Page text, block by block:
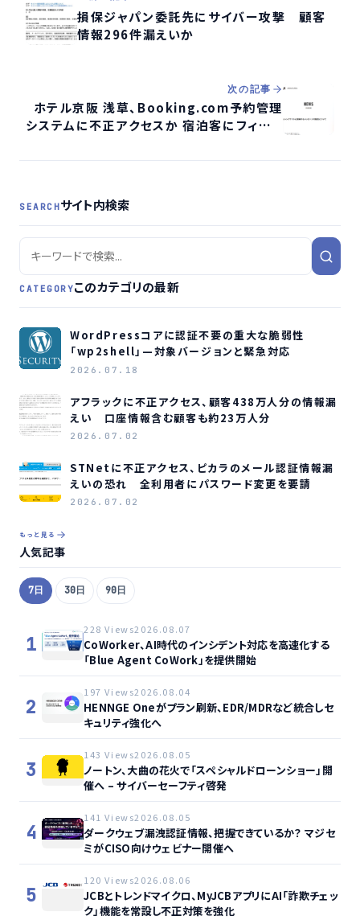
損保ジャパン委託先にサイバー攻撃 顧客
情報296件漏えいか
次の記事
ホテル京阪 浅草、Booking.com予約管理
システムに不正アクセスか 宿泊客にフィッシ
SEARCHサイト内検索
CATEGORYこのカテゴリの最新
WordPressコアに認証不要の重大な脆弱性
「wp2shell」—対象バージョンと緊急対応
2026.07.18
アフラックに不正アクセス、顧客438万人分の情報漏
えい 口座情報含む顧客も約23万人分
2026.07.02
STNetに不正アクセス、ピカラのメール認証情報漏
えいの恐れ 全利用者にパスワード変更を要請
2026.07.02
もっと見る
人気記事
7日 30日 90日
1
228 Views2026.08.07
CoWorker、AI時代のインシデント対応を高速化する
「Blue Agent CoWork」を提供開始
2
197 Views2026.08.04
HENNGE Oneがプラン刷新、EDR/MDRなど統合しセ
キュリティ強化へ
3
143 Views2026.08.05
ノートン、大曲の花火で「スペシャルドローンショー」開
催へ – サイバーセーフティ啓発
4
141 Views2026.08.05
ダークウェブ漏洩認証情報、把握できているか？ マジセ
ミがCISO向けウェビナー開催へ
5
120 Views2026.08.06
JCBとトレンドマイクロ、MyJCBアプリにAI「詐欺チェッ
ク」機能を常設し不正対策を強化